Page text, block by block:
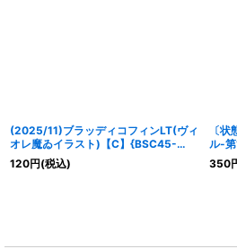
(2025/11)ブラッディコフィンLT(ヴィ
オレ魔ゐイラスト)【C】{BSC45-
096}《紫》
120円(税込)
〔
ル-
SEC
350